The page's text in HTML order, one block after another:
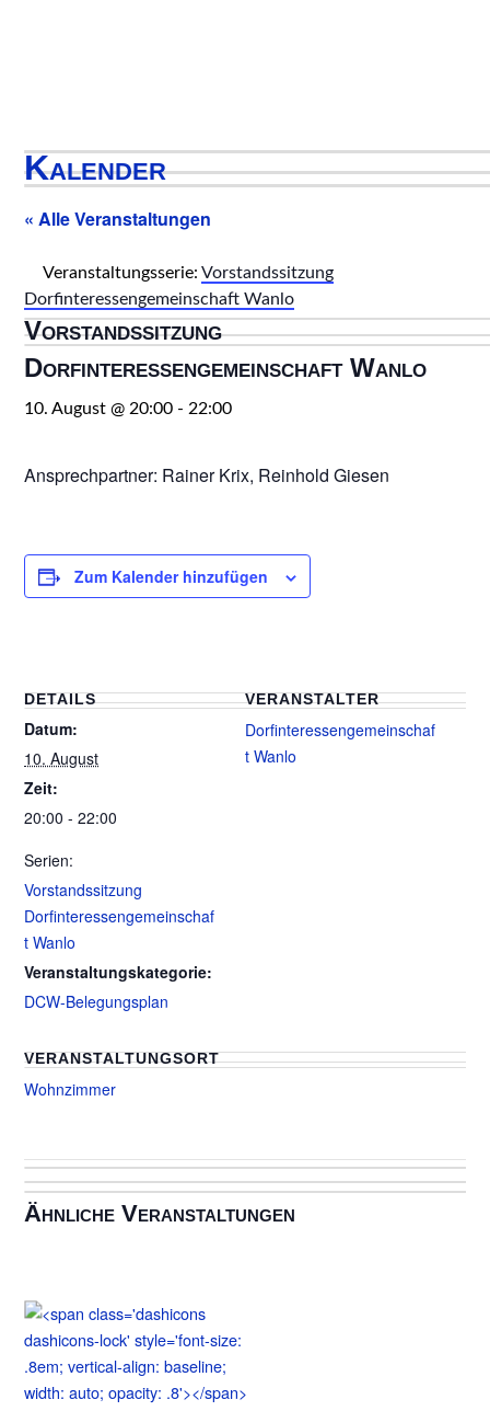
Kalender
« Alle Veranstaltungen
Veranstaltungsserie:Vorstandssitzung
Dorfinteressengemeinschaft Wanlo
Vorstandssitzung
Dorfinteressengemeinschaft Wanlo
10. August @ 20:00 - 22:00
Ansprechpartner: Rainer Krix, Reinhold Giesen
Zum Kalender hinzufügen
DETAILS
Datum:
10. August
Zeit:
20:00 - 22:00
Serien:
Vorstandssitzung
Dorfinteressengemeinschaf
t Wanlo
Veranstaltungskategorie:
DCW-Belegungsplan
VERANSTALTUNGSORT
Wohnzimmer
VERANSTALTER
Dorfinteressengemeinschaf
t Wanlo
Ähnliche Veranstaltungen